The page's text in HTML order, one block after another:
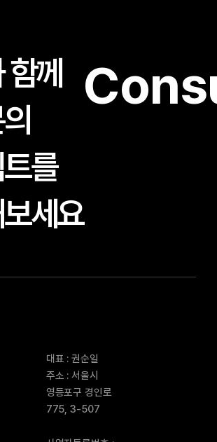
께
를
세요
대표 : 권순일
주소 : 서울시
영등포구 경인로
775, 3-507